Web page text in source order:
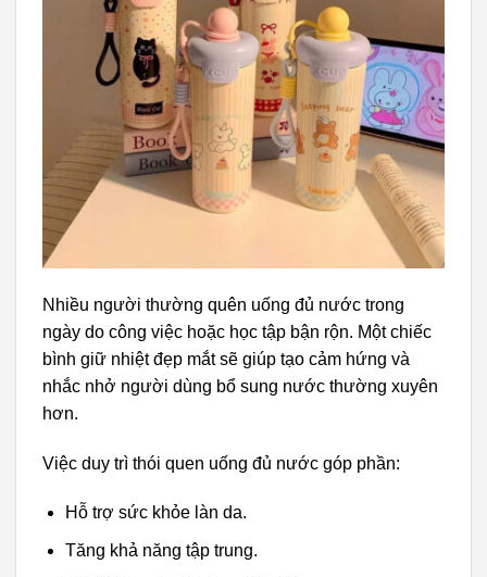
Nhiều người thường quên uống đủ nước trong
ngày do công việc hoặc học tập bận rộn. Một chiếc
bình giữ nhiệt đẹp mắt sẽ giúp tạo cảm hứng và
nhắc nhở người dùng bổ sung nước thường xuyên
hơn.
Việc duy trì thói quen uống đủ nước góp phần:
Hỗ trợ sức khỏe làn da.
Tăng khả năng tập trung.